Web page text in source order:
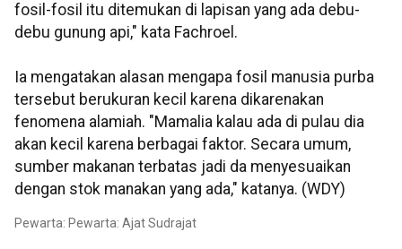
fosil-fosil itu ditemukan di lapisan yang ada debu-
debu gunung api," kata Fachroel.
Ia mengatakan alasan mengapa fosil manusia purba
tersebut berukuran kecil karena dikarenakan
fenomena alamiah. "Mamalia kalau ada di pulau dia
akan kecil karena berbagai faktor. Secara umum,
sumber makanan terbatas jadi da menyesuaikan
dengan stok manakan yang ada," katanya. (WDY)
Pewarta: Pewarta: Ajat Sudrajat